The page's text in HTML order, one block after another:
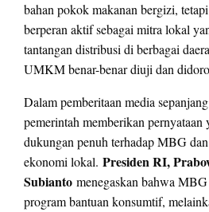
bahan pokok makanan bergizi,
berperan aktif sebagai mitra lokal
tantangan distribusi di berbagai
UMKM benar-benar diuji dan
Dalam pemberitaan media
pemerintah memberikan
dukungan penuh terhadap MBG
ekonomi lokal. Presiden RI,
Subianto menegaskan bahwa
program bantuan konsumtif,